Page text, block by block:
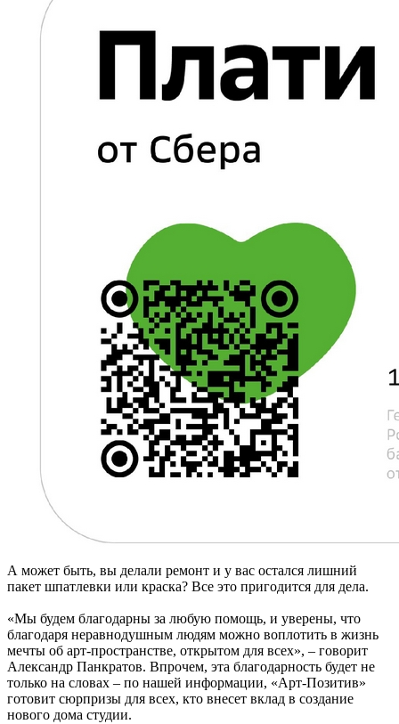
А может быть, вы делали ремонт и у вас остался лишний
пакет шпатлевки или краска? Все это пригодится для дела.
«Мы будем благодарны за любую помощь, и уверены, что
благодаря неравнодушным людям можно воплотить в жизнь
мечты об арт-пространстве, открытом для всех», – говорит
Александр Панкратов. Впрочем, эта благодарность будет не
только на словах – по нашей информации, «Арт-Позитив»
готовит сюрпризы для всех, кто внесет вклад в создание
нового дома студии.